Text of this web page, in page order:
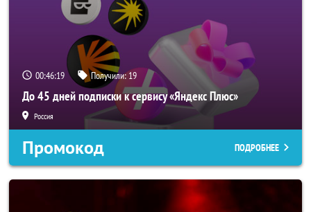
00:46:18 Получили:19
До 45 дней подписки к сервису «Яндекс Плюс»
Россия
Промокод ПОДРОБНЕЕ